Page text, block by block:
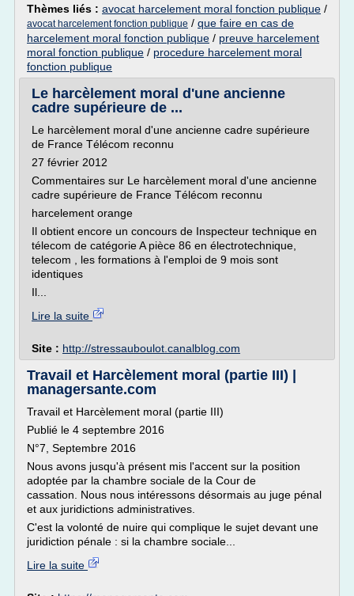
Thèmes liés : avocat harcelement moral fonction publique /
avocat harcelement fonction publique / que faire en cas de
harcelement moral fonction publique / preuve harcelement
moral fonction publique / procedure harcelement moral
fonction publique
Le harcèlement moral d'une ancienne
cadre supérieure de ...
Le harcèlement moral d'une ancienne cadre supérieure
de France Télécom reconnu
27 février 2012
Commentaires sur Le harcèlement moral d'une ancienne
cadre supérieure de France Télécom reconnu
harcelement orange
Il obtient encore un concours de Inspecteur technique en
télecom de catégorie A pièce 86 en électrotechnique,
telecom , les formations à l'emploi de 9 mois sont
identiques
Il...
Lire la suite
Site : http://stressauboulot.canalblog.com
Travail et Harcèlement moral (partie III) |
managersante.com
Travail et Harcèlement moral (partie III)
Publié le 4 septembre 2016
N°7, Septembre 2016
Nous avons jusqu'à présent mis l'accent sur la position
adoptée par la chambre sociale de la Cour de
cassation. Nous nous intéressons désormais au juge pénal
et aux juridictions administratives.
C'est la volonté de nuire qui complique le sujet devant une
juridiction pénale : si la chambre sociale...
Lire la suite